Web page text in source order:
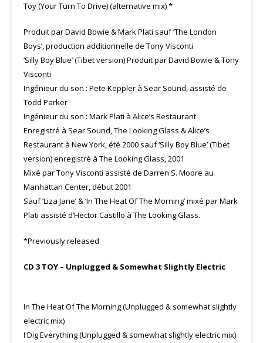
Toy (Your Turn To Drive) (alternative mix) *
Produit par David Bowie & Mark Plati sauf ‘The London
Boys’, production additionnelle de Tony Visconti
‘Silly Boy Blue’ (Tibet version) Produit par David Bowie & Tony
Visconti
Ingénieur du son : Pete Keppler à Sear Sound, assisté de
Todd Parker
Ingénieur du son : Mark Plati à Alice’s Restaurant
Enregistré à Sear Sound, The Looking Glass & Alice’s
Restaurant à New York, été 2000 sauf ‘Silly Boy Blue’ (Tibet
version) enregistré à The Looking Glass, 2001
Mixé par Tony Visconti assisté de Darren S. Moore au
Manhattan Center, début 2001
Sauf ‘Liza Jane’ & ‘In The Heat Of The Morning’ mixé par Mark
Plati assisté d’Hector Castillo à The Looking Glass.
*Previously released
CD 3 TOY – Unplugged & Somewhat Slightly Electric
In The Heat Of The Morning (Unplugged & somewhat slightly
electric mix)
I Dig Everything (Unplugged & somewhat slightly electric mix)